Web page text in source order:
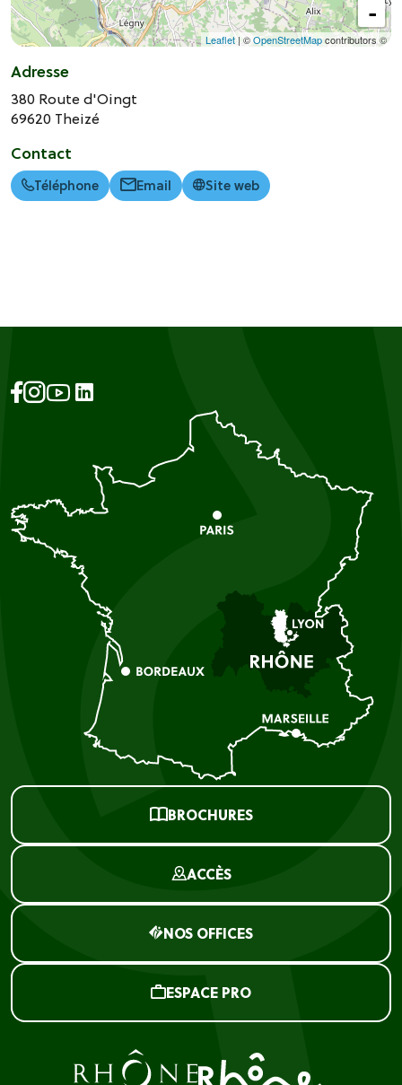
-
Leaflet| ©OpenStreetMapcontributors ©
Adresse
380 Route d'Oingt
69620 Theizé
Contact
Téléphone Email Site web
BROCHURES
ACCÈS
NOS OFFICES
ESPACE PRO